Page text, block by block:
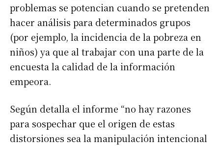
problemas se potencian cuando se pretenden
hacer análisis para determinados grupos
(por ejemplo, la incidencia de la pobreza en
niños) ya que al trabajar con una parte de la
encuesta la calidad de la información
empeora.
Según detalla el informe “no hay razones
para sospechar que el origen de estas
distorsiones sea la manipulación intencional